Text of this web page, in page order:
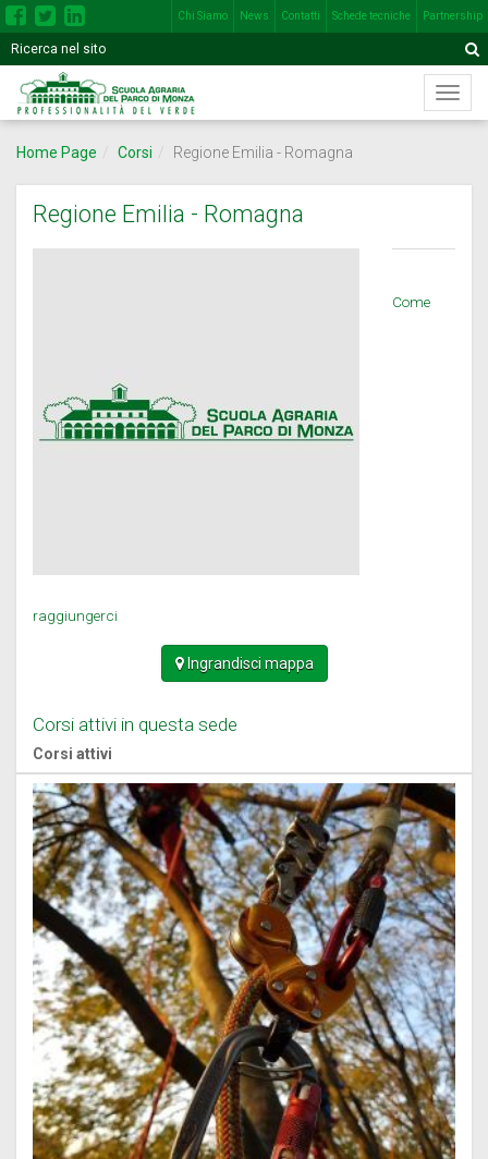
Chi Siamo News Contatti Schede tecniche Partnership
Motore
di
ricerca
Inserisci
una
più
nel
Menù
di
Home Page Corsi Regione Emilia - Romagna
Regione Emilia - Romagna
Come
raggiungerci
Ingrandisci mappa
Corsi attivi in questa sede
Corsi attivi